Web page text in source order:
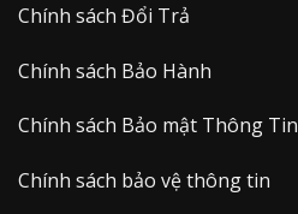
Chính sách Đổi Trả
Chính sách Bảo Hành
Chính sách Bảo mật Thông Tin
Chính sách bảo vệ thông tin